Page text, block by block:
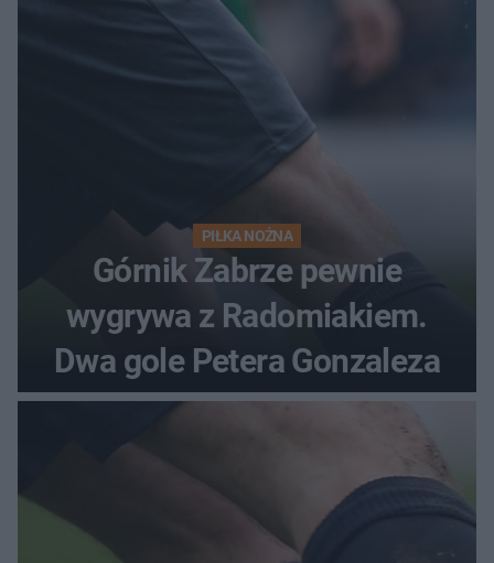
PIŁKA NOŻNA
Górnik Zabrze pewnie
wygrywa z Radomiakiem.
Dwa gole Petera Gonzaleza